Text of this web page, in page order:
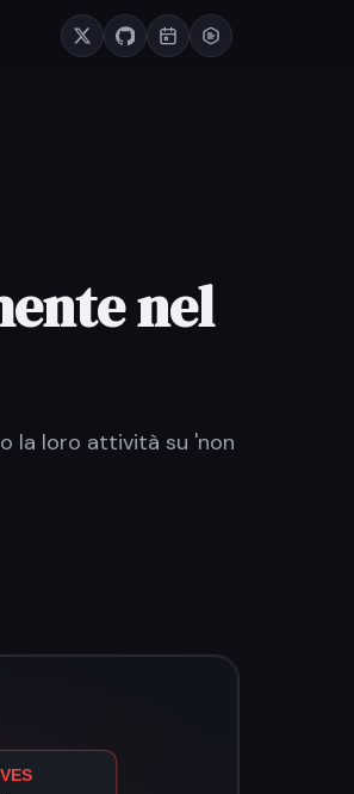
nel
la loro attività su 'non